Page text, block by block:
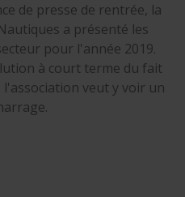
de presse de rentrée, la
a présenté les
pour l'année 2019.
à court terme du fait
l'association veut y voir un